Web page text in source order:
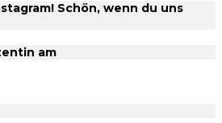
Schön, wenn du uns
am